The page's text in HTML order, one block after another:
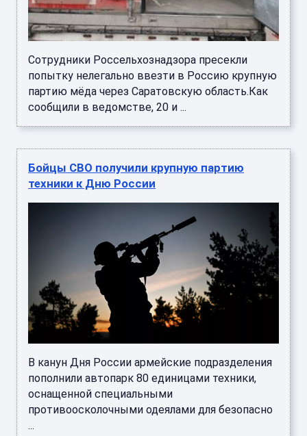
Сотрудники Россельхознадзора пресекли
попытку нелегально ввезти в Россию крупную
партию мёда через Саратовскую область.Как
сообщили в ведомстве, 20 и ...
Бойцы СВО получили крупную партию
техники к Дню России
В канун Дня России армейские подразделения
пополнили автопарк 80 единицами техники,
оснащенной специальными
противоосколочными одеялами для безопасно
...